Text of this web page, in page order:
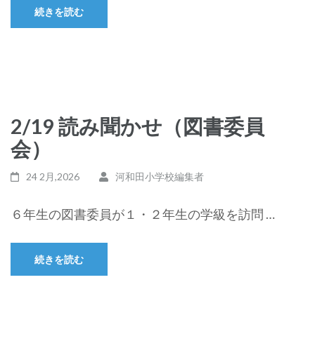
続きを読む
2/19 読み聞かせ（図書委員
会）
24 2月,2026 河和田小学校編集者
６年生の図書委員が１・２年生の学級を訪問 …
続きを読む